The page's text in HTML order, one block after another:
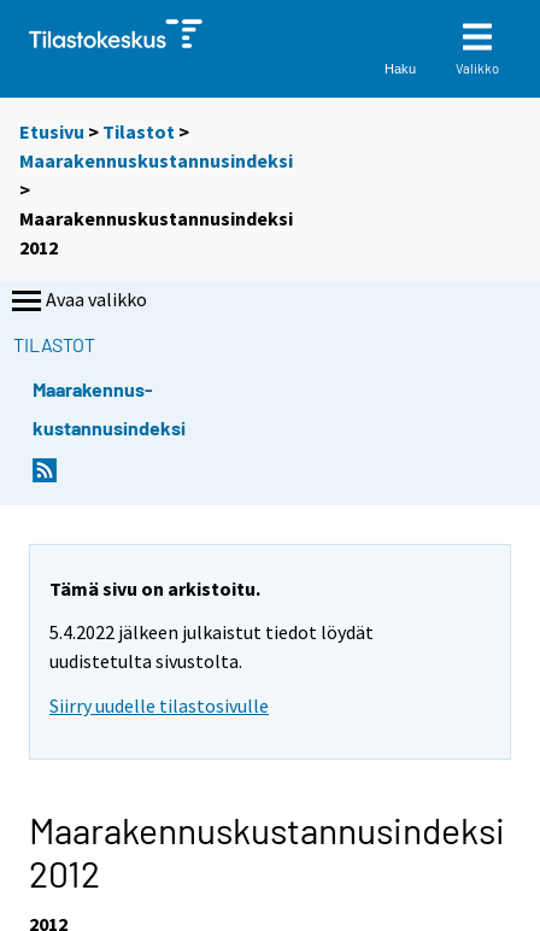
Haku Valikko
Etusivu > Tilastot >
Maarakennuskustannusindeksi
>
Maarakennuskustannusindeksi
2012
Avaa valikko
TILASTOT
Maarakennus-
kustannusindeksi
Tämä sivu on arkistoitu.
5.4.2022 jälkeen julkaistut tiedot löydät
uudistetulta sivustolta.
Siirry uudelle tilastosivulle
Maarakennuskustannusindeksi
2012
2012